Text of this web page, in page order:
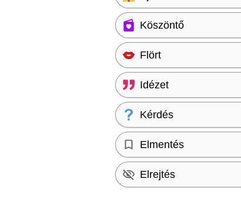
Köszöntő
Flört
Idézet
Kérdés
Elmentés
Elrejtés